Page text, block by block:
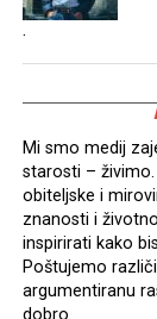
.
Mi smo medij
starosti –
obiteljske i
znanosti i
inspirirati kako
Poštujemo
argumentiranu
dobro.